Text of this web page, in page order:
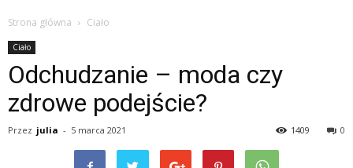
Strona główna Ciało
Ciało
Odchudzanie – moda czy
zdrowe podejście?
Przez julia - 5 marca 2021 0
1409